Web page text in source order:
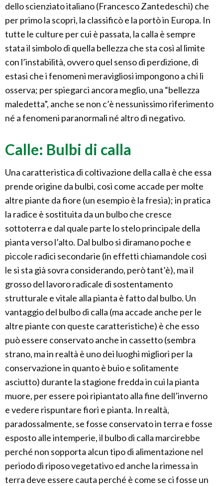
dello scienziato italiano (Francesco Zantedeschi) che
per primo la scoprì, la classificò e la portò in Europa. In
tutte le culture per cui è passata, la calla è sempre
stata il simbolo di quella bellezza che sta così al limite
con l’instabilità, ovvero quel senso di perdizione, di
estasi che i fenomeni meravigliosi impongono a chi li
osserva; per spiegarci ancora meglio, una “bellezza
maledetta”, anche se non c’è nessunissimo riferimento
né a fenomeni paranormali né altro di negativo.
Calle: Bulbi di calla
Una caratteristica di coltivazione della calla è che essa
prende origine da bulbi, così come accade per molte
altre piante da fiore (un esempio è la fresia); in pratica
la radice è sostituita da un bulbo che cresce
sottoterra e dal quale parte lo stelo principale della
pianta verso l’alto. Dal bulbo si diramano poche e
piccole radici secondarie (in effetti chiamandole così
le si sta già sovra considerando, però tant’è), ma il
grosso del lavoro radicale di sostentamento
strutturale e vitale alla pianta è fatto dal bulbo. Un
vantaggio del bulbo di calla (ma accade anche per le
altre piante con queste caratteristiche) è che esso
può essere conservato anche in cassetto (sembra
strano, ma in realtà è uno dei luoghi migliori per la
conservazione in quanto è buio e solitamente
asciutto) durante la stagione fredda in cui la pianta
muore, per essere poi ripiantato alla fine dell’inverno
e vedere rispuntare fiori e pianta. In realtà,
paradossalmente, se fosse conservato in terra e fosse
esposto alle intemperie, il bulbo di calla marcirebbe
perché non sopporta alcun tipo di alimentazione nel
periodo di riposo vegetativo ed anche la rimessa in
terra deve essere cauta perché è come se ci fosse un